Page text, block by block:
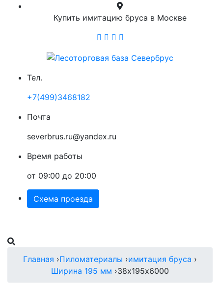
Купить имитацию бруса в Москве
Тел.
+7(499)3468182
Почта
severbrus.ru@yandex.ru
Время работы
от 09:00 до 20:00
Схема проезда
Главная ›Пиломатериалы ›имитация бруса ›
Ширина 195 мм ›38х195х6000